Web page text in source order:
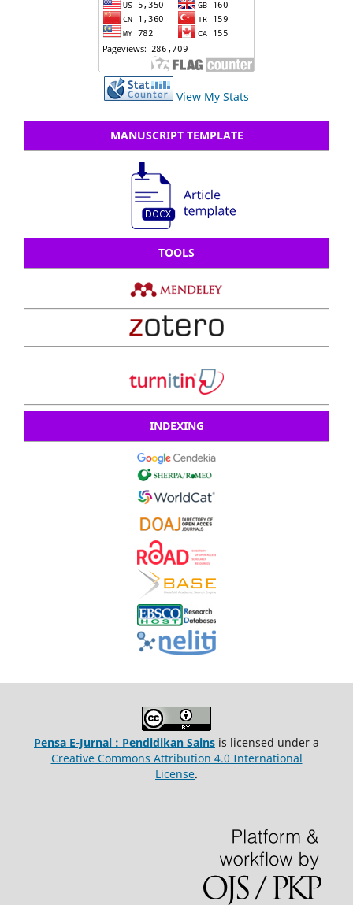
View My Stats
MANUSCRIPT TEMPLATE
TOOLS
INDEXING
Pensa E-Jurnal : Pendidikan Sains is licensed under a
Creative Commons Attribution 4.0 International
License.